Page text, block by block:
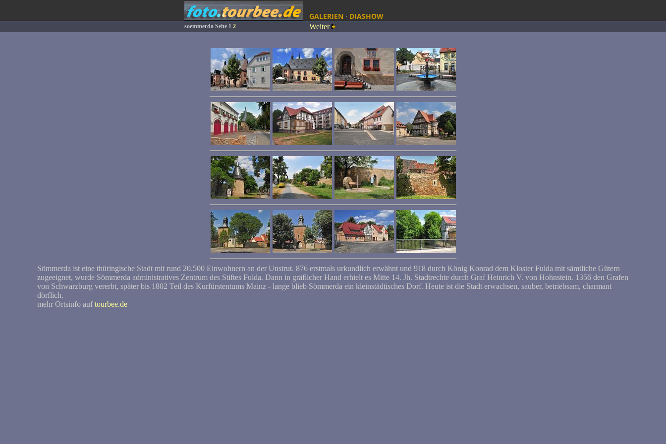
GALERIEN · DIASHOW
soemmerda Seite 1 2 Weiter
Sömmerda ist eine thüringische Stadt mit rund 20.500 Einwohnern an der Unstrut. 876 erstmals urkundlich erwähnt und 918 durch König Konrad dem Kloster Fulda mit sämtliche Gütern
zugeeignet, wurde Sömmerda administratives Zentrum des Stiftes Fulda. Dann in gräflicher Hand erhielt es Mitte 14. Jh. Stadtrechte durch Graf Heinrich V. von Hohnstein. 1356 den Grafen
von Schwarzburg vererbt, später bis 1802 Teil des Kurfürstentums Mainz - lange blieb Sömmerda ein kleinstädtisches Dorf. Heute ist die Stadt erwachsen, sauber, betriebsam, charmant
dörflich.
mehr Ortsinfo auftourbee.de